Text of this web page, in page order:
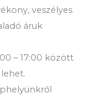
veszélyes
áruk
– 17:00 között